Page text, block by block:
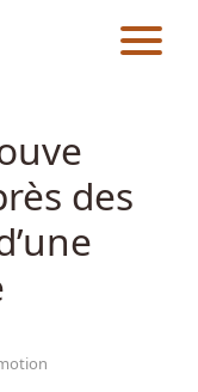
des